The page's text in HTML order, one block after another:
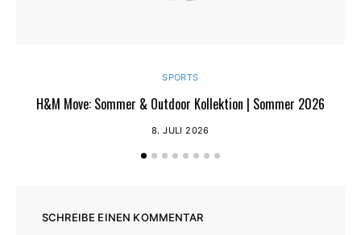
SPORTS
H&M Move: Sommer & Outdoor Kollektion | Sommer 2026
8. JULI 2026
SCHREIBE EINEN KOMMENTAR